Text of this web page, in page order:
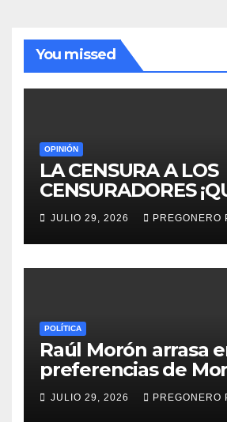
You missed
OPINIÓN
LA CENSURA A LOS
CENSURADORES
HORROR!
JULIO 29, 2026 PREGONERO
POLÍTICA
Raúl Morón arrasa
preferencias de
perfila hacia la
de Michoacán en
JULIO 29, 2026 PREGONERO